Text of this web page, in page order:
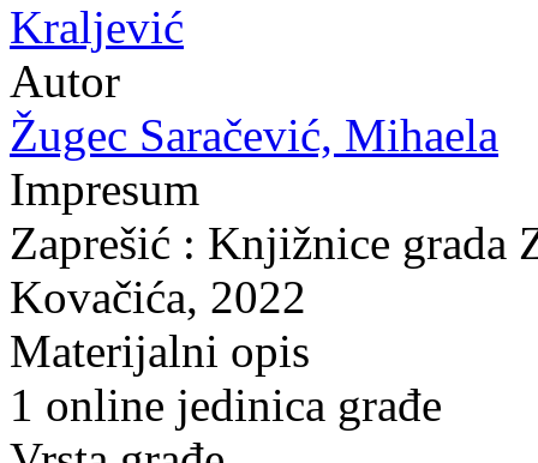
Kraljević
Autor
Žugec Saračević, Mihaela
Impresum
Zaprešić : Knjižnice grada
Kovačića, 2022
Materijalni opis
1 online jedinica građe